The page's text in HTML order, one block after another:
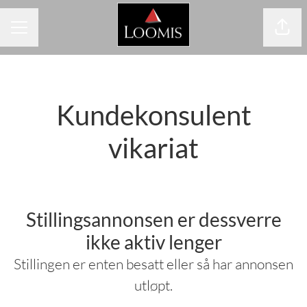
Kundekonsulent
vikariat
Stillingsannonsen er dessverre
ikke aktiv lenger
Stillingen er enten besatt eller så har annonsen
utløpt.